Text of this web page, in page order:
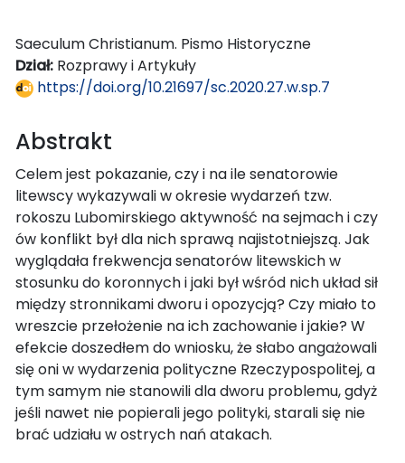
Saeculum Christianum. Pismo Historyczne
Dział: Rozprawy i Artykuły
https://doi.org/10.21697/sc.2020.27.w.sp.7
Abstrakt
Celem jest pokazanie, czy i na ile senatorowie
litewscy wykazywali w okresie wydarzeń tzw.
rokoszu Lubomirskiego aktywność na sejmach i czy
ów konflikt był dla nich sprawą najistotniejszą. Jak
wyglądała frekwencja senatorów litewskich w
stosunku do koronnych i jaki był wśród nich układ sił
między stronnikami dworu i opozycją? Czy miało to
wreszcie przełożenie na ich zachowanie i jakie? W
efekcie doszedłem do wniosku, że słabo angażowali
się oni w wydarzenia polityczne Rzeczypospolitej, a
tym samym nie stanowili dla dworu problemu, gdyż
jeśli nawet nie popierali jego polityki, starali się nie
brać udziału w ostrych nań atakach.